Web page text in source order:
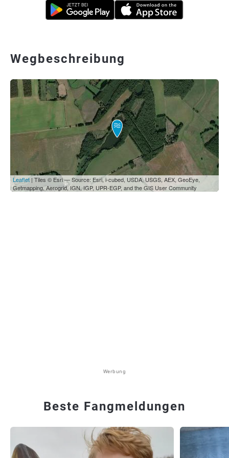
Wegbeschreibung
Leaflet | Tiles © Esri — Source: Esri, i-cubed, USDA, USGS, AEX, GeoEye,
Getmapping, Aerogrid, IGN, IGP, UPR-EGP, and the GIS User Community
Werbung
Beste Fangmeldungen